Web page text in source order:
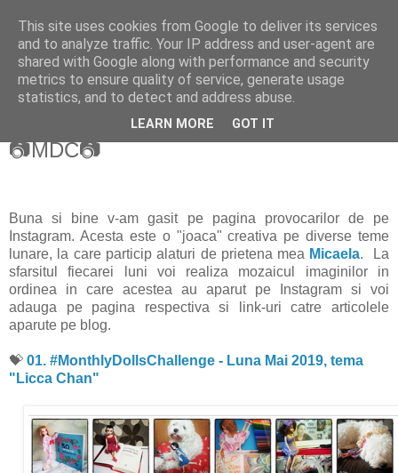
Copilarim
📷MDC📷
Buna si bine v-am gasit pe pagina provocarilor de pe
Instagram. Acesta este o "joaca" creativa pe diverse teme
lunare, la care particip alaturi de prietena mea Micaela. La
sfarsitul fiecarei luni voi realiza mozaicul imaginilor in
ordinea in care acestea au aparut pe Instagram si voi
adauga pe pagina respectiva si link-uri catre articolele
aparute pe blog.
💝 01. #MonthlyDollsChallenge - Luna Mai 2019, tema
"Licca Chan"
This site uses cookies from Google to deliver its services
and to analyze traffic. Your IP address and user-agent are
shared with Google along with performance and security
metrics to ensure quality of service, generate usage
statistics, and to detect and address abuse.
LEARN MORE GOT IT